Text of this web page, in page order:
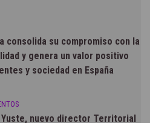
consolida su compromiso con la
y genera un valor positivo
y sociedad en España
nuevo director Territorial